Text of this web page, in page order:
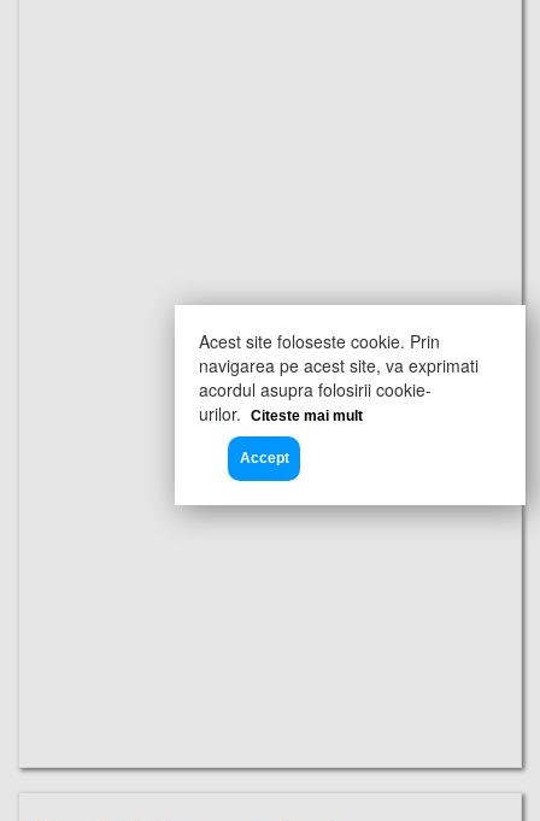
Acest site foloseste cookie. Prin
navigarea pe acest site, va exprimati
acordul asupra folosirii cookie-
urilor.
Citeste mai mult
Accept